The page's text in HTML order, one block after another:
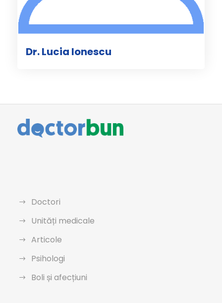
Dr. Lucia Ionescu
Doctori
Unități medicale
Articole
Psihologi
Boli și afecțiuni